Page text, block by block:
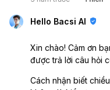
Hello Bacsi AI
Xin chào! Cảm ơn
được trả lời câu hỏi
Cách nhận biết